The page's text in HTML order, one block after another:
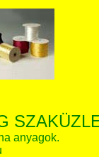
anyagok.